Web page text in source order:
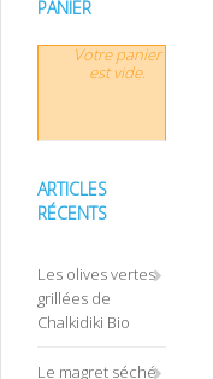
PANIER
Votre panier
est vide.
ARTICLES
RÉCENTS
Les olives vertes
grillées de
Chalkidiki Bio
Le magret séché